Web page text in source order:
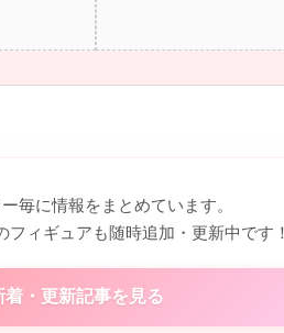
毎に情報をまとめています。
フィギュアも随時追加・更新中です！
着・更新記事を見る